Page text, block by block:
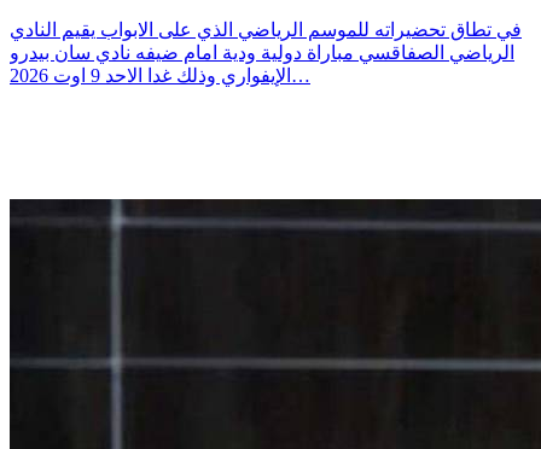
في تطاق تحضيراته للموسم الرياضي الذي على الابواب يقيم النادي
الرياضي الصفاقسي مباراة دولية ودية امام ضيفه نادي سان بيدرو
الإيفواري وذلك غدا الاحد 9 اوت 2026…